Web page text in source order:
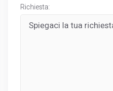
Richiesta: